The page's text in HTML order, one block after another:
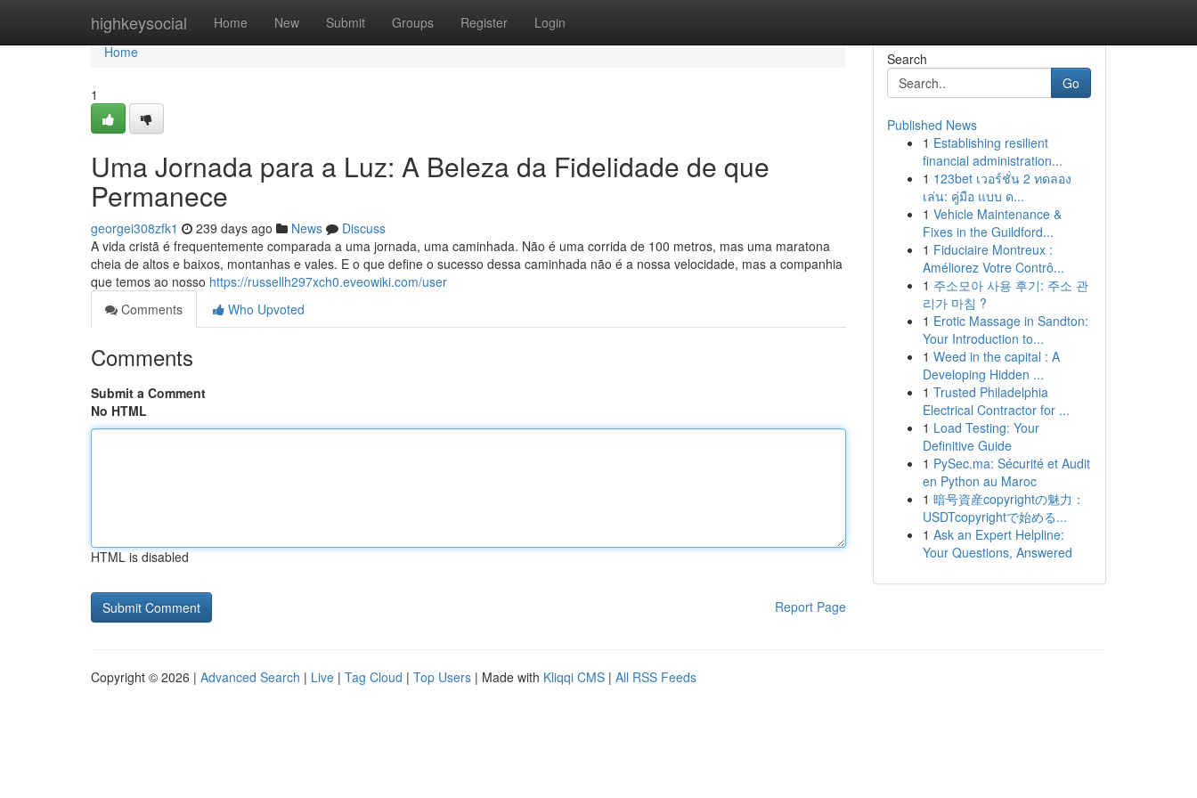
highkeysocial Home New Submit Groups Register Login
Home
Home
1
Uma Jornada para a Luz: A Beleza da Fidelidade de que
Permanece
georgei308zfk1 239 days ago News
Discuss
A vida cristã é frequentemente comparada a uma jornada, uma caminhada. Não é uma corrida de 100 metros, mas uma maratona
cheia de altos e baixos, montanhas e vales. E o que define o sucesso dessa caminhada não é a nossa velocidade, mas a companhia
que temos ao nosso https://russellh297xch0.eveowiki.com/user
Comments
Who Upvoted
Comments
Submit a Comment
No HTML
HTML is disabled
Report Page
Search
Go
Published News
1 Establishing resilient
financial administration...
1 123bet เวอร์ชั่น 2 ทดลอง
เล่น: คู่มือ แบบ ด...
1 Vehicle Maintenance &
Fixes in the Guildford...
1 Fiduciaire Montreux :
Améliorez Votre Contrô...
1 주소모아 사용 후기: 주소 관
리가 마침 ?
1 Erotic Massage in Sandton:
Your Introduction to...
1 Weed in the capital : A
Developing Hidden ...
1 Trusted Philadelphia
Electrical Contractor for ...
1 Load Testing: Your
Definitive Guide
1 PySec.ma: Sécurité et Audit
en Python au Maroc
1 暗号資産copyrightの魅力：
USDTcopyrightで始める...
1 Ask an Expert Helpline:
Your Questions, Answered
Copyright © 2026 | Advanced Search | Live | Tag Cloud | Top Users | Made with Kliqqi CMS | All RSS Feeds